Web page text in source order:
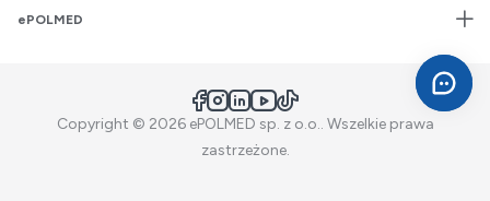
ePOLMED
Copyright © 2026 ePOLMED sp. z o.o.. Wszelkie prawa
zastrzeżone.
Facebook
Instagram
LinkedIn
YouTube
TikTok